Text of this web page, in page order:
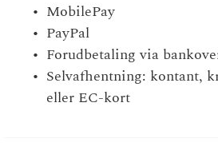
MobilePay
PayPal
Forudbetaling via
Selvafhentning: kontant,
eller EC-kort